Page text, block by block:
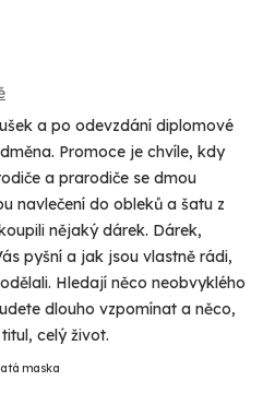
a po odevzdání diplomové
Promoce je chvíle, kdy
a prarodiče se dmou
navlečení do obleků a šatu z
nějaký dárek. Dárek,
pyšní a jak jsou vlastně rádi,
Hledají něco neobvyklého
dlouho vzpomínat a něco,
celý život.